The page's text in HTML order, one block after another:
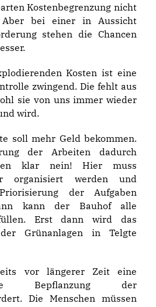
Kostenbegrenzung nicht
Aber bei einer in Aussicht
stehen die Chancen
Kosten ist eine
zwingend. Die fehlt aus
sie von uns immer wieder
wird.
soll mehr Geld bekommen.
der Arbeiten dadurch
klar nein! Hier muss
organisiert werden und
der Aufgaben
kann der Bauhof alle
Erst dann wird das
Grünanlagen in Telgte
vor längerer Zeit eine
Bepflanzung der
Die Menschen müssen